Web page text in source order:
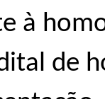
à
de